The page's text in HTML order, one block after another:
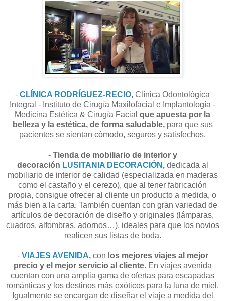
- CLÍNICA RODRÍGUEZ-RECIO, Clínica Odontológica
Integral - Instituto de Cirugía Maxilofacial e Implantología -
Medicina Estética & Cirugía Facial que apuesta por la
belleza y la estética, de forma saludable, para que sus
pacientes se sientan cómodo, seguros y satisfechos.
- Tienda de mobiliario de interior y
decoración LUSITANIA DECORACIÓN ,dedicada al
mobiliario de interior de calidad (especializada en maderas
como el castaño y el cerezo), que al tener fabricación
propia, consigue ofrecer al cliente un producto a medida, o
más bien a la carta. También cuentan con gran variedad de
artículos de decoración de diseño y originales (lámparas,
cuadros, alfombras, adornos…), ideales para que los novios
realicen sus listas de boda.
- VIAJES AVENIDA,con l os mejores viajes al mejor
precio y el mejor servicio al cliente. En viajes avenida
cuentan con una amplia gama de ofertas para escapadas
románticas y los destinos más exóticos para la luna de miel.
Igualmente se encargan de diseñar el viaje a medida del